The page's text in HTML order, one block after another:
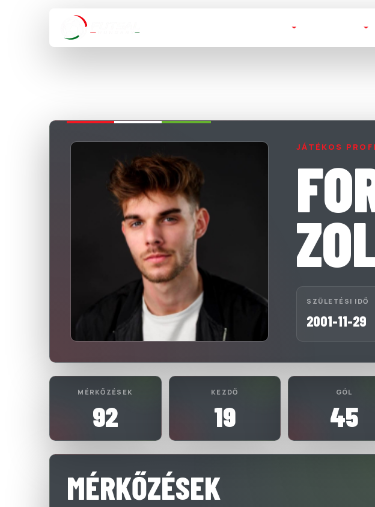
JÁTÉKOS
SZÜLETÉSI IDŐ
2001-11-29
MÉRKŐZÉSEK
92
KEZDŐ
19
GÓL
45
MÉRKŐZÉSEK